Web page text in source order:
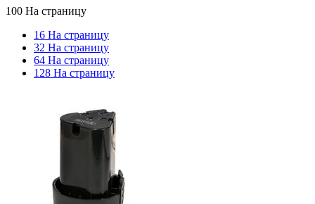
100 На страницу
16 На страницу
32 На страницу
64 На страницу
128 На страницу